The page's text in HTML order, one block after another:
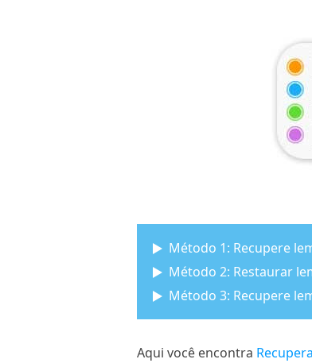
Método 1: Recupere
Método 2: Restaurar
Método 3: Recupere
Aqui você encontra